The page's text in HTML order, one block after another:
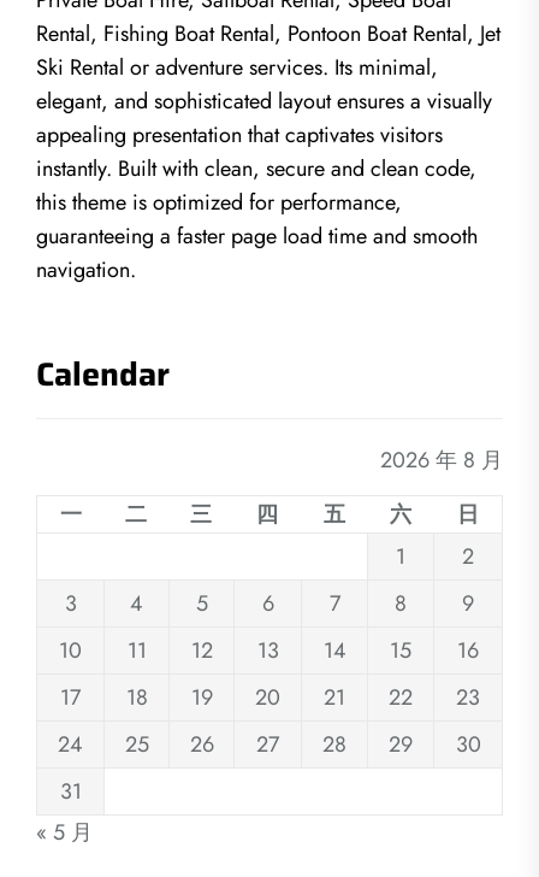
Rental, Fishing Boat Rental, Pontoon Boat Rental, Jet
Ski Rental or adventure services. Its minimal,
elegant, and sophisticated layout ensures a visually
appealing presentation that captivates visitors
instantly. Built with clean, secure and clean code,
this theme is optimized for performance,
guaranteeing a faster page load time and smooth
navigation.
Calendar
2026 年 8 月
一
二 三 四 五 六
日
1
2
3
4 5 6 7 8
9
10
11 12 13 14 15
16
17
18 19 20 21 22
23
24
25 26 27 28 29
30
31
« 5 月